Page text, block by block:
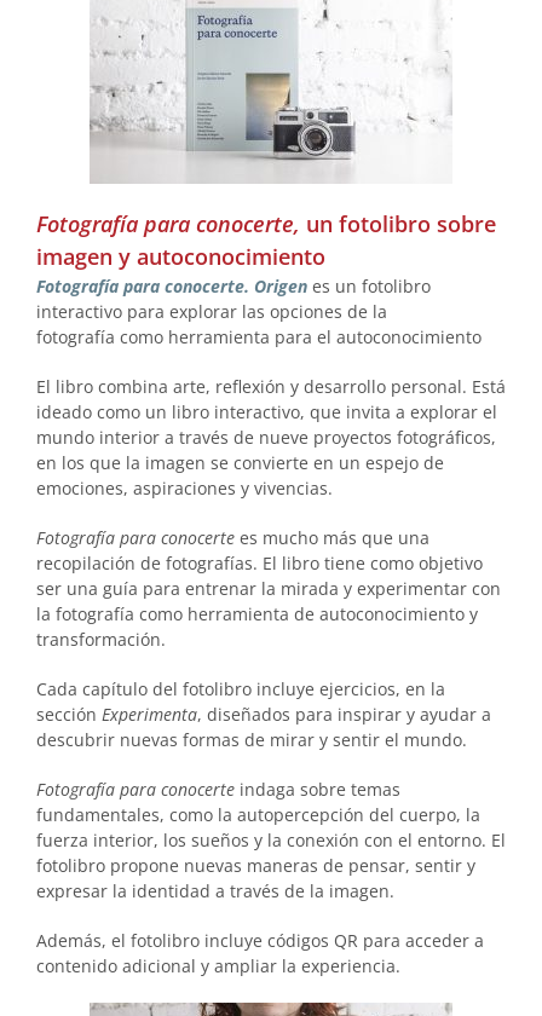
Fotografía para conocerte, un fotolibro sobre
imagen y autoconocimiento
Fotografía para conocerte. Origen es un fotolibro
interactivo para explorar las opciones de la
fotografía como herramienta para el autoconocimiento
El libro combina arte, reflexión y desarrollo personal. Está
ideado como un libro interactivo, que invita a explorar el
mundo interior a través de nueve proyectos fotográficos,
en los que la imagen se convierte en un espejo de
emociones, aspiraciones y vivencias.
Fotografía para conocerte es mucho más que una
recopilación de fotografías. El libro tiene como objetivo
ser una guía para entrenar la mirada y experimentar con
la fotografía como herramienta de autoconocimiento y
transformación.
Cada capítulo del fotolibro incluye ejercicios, en la
sección Experimenta, diseñados para inspirar y ayudar a
descubrir nuevas formas de mirar y sentir el mundo.
Fotografía para conocerte indaga sobre temas
fundamentales, como la autopercepción del cuerpo, la
fuerza interior, los sueños y la conexión con el entorno. El
fotolibro propone nuevas maneras de pensar, sentir y
expresar la identidad a través de la imagen.
Además, el fotolibro incluye códigos QR para acceder a
contenido adicional y ampliar la experiencia.